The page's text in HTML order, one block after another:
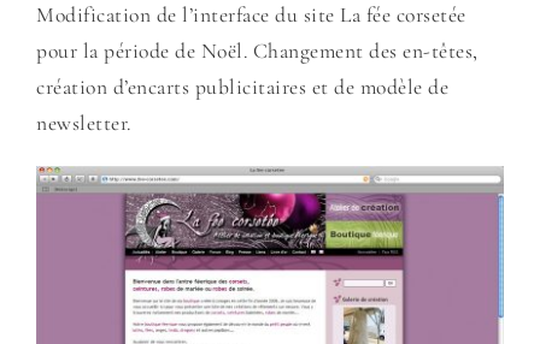
Modification de l’interface du site La fée corsetée
pour la période de Noël. Changement des en-têtes,
création d’encarts publicitaires et de modèle de
newsletter.